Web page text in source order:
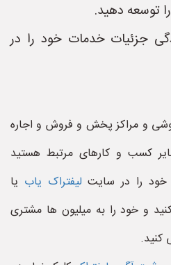
توسعه دهید.
جزئیات خدمات خود را در
و مراکز پخش و فروش و اجاره
کسب و کارهای مرتبط هستید
خود را در سایت لیفتراک یاب یا
و خود را به میلیون ها مشتری
کنید.